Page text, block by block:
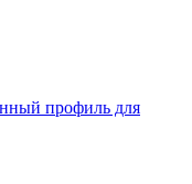
профиль для